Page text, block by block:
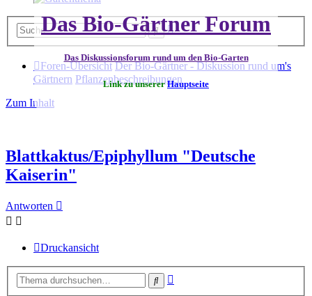
Das Bio-Gärtner Forum
Das Diskussionsforum rund um den Bio-Garten
Link zu unsererHauptseite
SucheErweiterte
Foren-Übersicht Der Bio-Gärtner - Diskussion rund um's
Gärtnern Pflanzenbeschreibungen
Zum Inhalt
Blattkaktus/Epiphyllum "Deutsche
Kaiserin"
Antworten
Druckansicht
Suche